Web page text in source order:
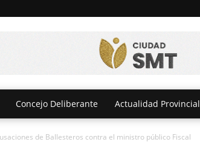
Concejo Deliberante Actualidad Provincial
de Ballesteros contra el ministro público Fiscal